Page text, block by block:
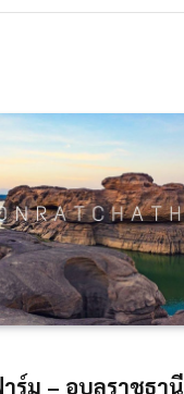
บี เอส เอ ฟาร์ม – อุบลราชธานี